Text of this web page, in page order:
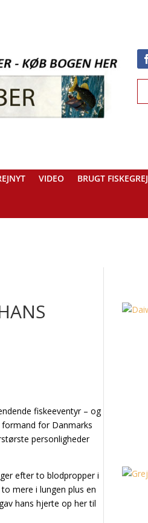
VIDEO BRUGT FISKEGREJ
fiskeeventyr – og
for Danmarks
personligheder
efter to blodpropper i
mere i lungen plus en
hans hjerte op her til